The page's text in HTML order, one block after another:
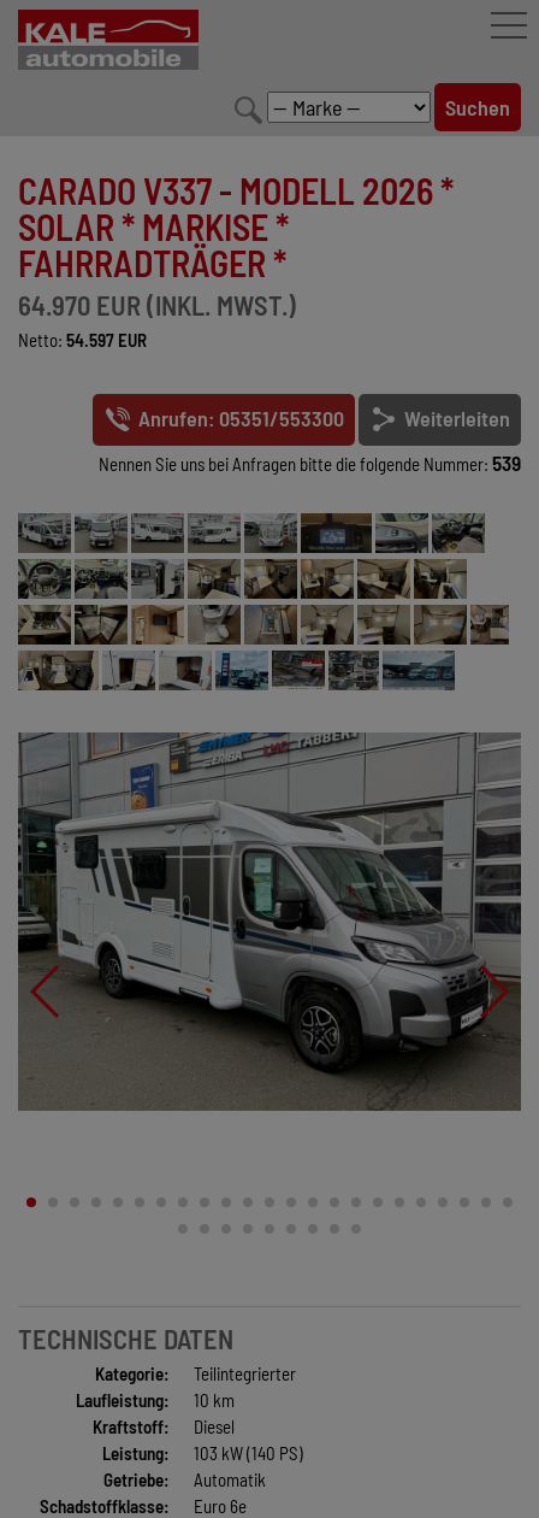
LEISTUNGEN
KONFIGURATOR
MARKENWELT
KONTAKT
CARADO V337 - MODELL 2026 *
SOLAR * MARKISE *
FAHRRADTRÄGER *
64.970 EUR (INKL. MWST.)
Netto: 54.597 EUR
Anrufen: 05351/553300 Weiterleiten
Nennen Sie uns bei Anfragen bitte die folgende Nummer: 539
TECHNISCHE DATEN
Kategorie:
Teilintegrierter
Laufleistung:
10 km
Kraftstoff:
Diesel
Leistung:
103 kW (140 PS)
Getriebe:
Automatik
Schadstoffklasse:
Euro 6e